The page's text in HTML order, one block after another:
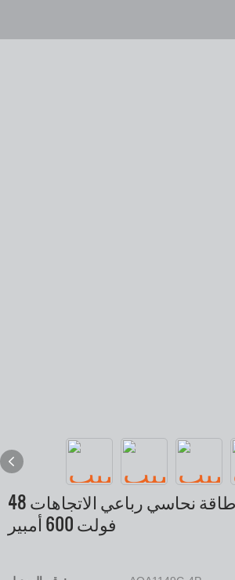
قضيب توزيع طاقة نحاسي رباعي الاتجاهات 48
فولت 600 أمبير